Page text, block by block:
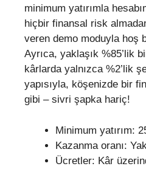
minimum yatırımla
hiçbir finansal risk
veren demo moduyla hoş
Ayrıca, yaklaşık %85’lik
kârlarda yalnızca %2’lik
yapısıyla, köşenizde bir
gibi – sivri şapka hariç!
Minimum yatırım:
Kazanma oranı:
Ücretler: Kâr